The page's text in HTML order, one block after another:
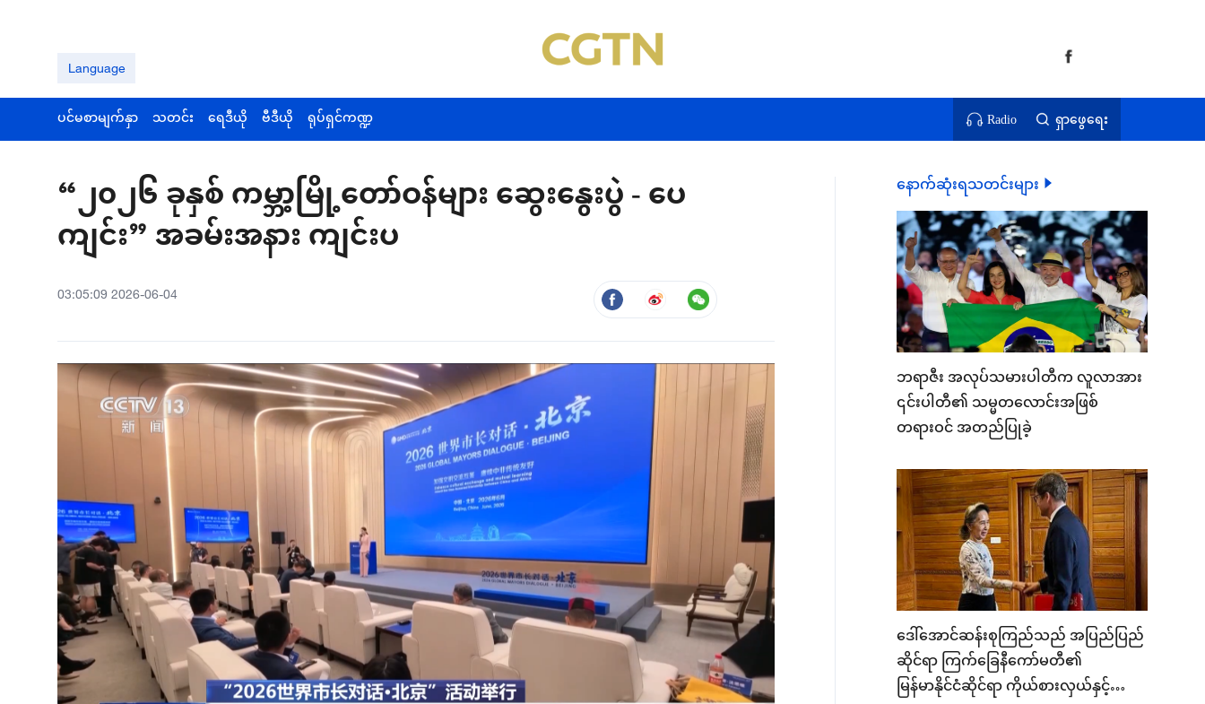
Language
ပင်မစာမျက်နှာ သတင်း ရေဒီယို ဗီဒီယို ရုပ်ရှင်ကဏ္ဍ Radio ရှာဖွေရေး
“၂၀၂၆ ခုနှစ် ကမ္ဘာ့မြို့တော်ဝန်များ ဆွေးနွေးပွဲ - ပေ
ကျင်း” အခမ်းအနား ကျင်းပ
03:05:09 2026-06-04
နောက်ဆုံးရသတင်းများ
ဘရာဇီး အလုပ်သမားပါတီက လူလာအား
၎င်းပါတီ၏ သမ္မတလောင်းအဖြစ်
တရားဝင် အတည်ပြုခဲ့
ဒေါ်အောင်ဆန်းစုကြည်သည် အပြည်ပြည်
ဆိုင်ရာ ကြက်ခြေနီကော်မတီ၏
မြန်မာနိုင်ငံဆိုင်ရာ ကိုယ်စားလှယ်နှင့်